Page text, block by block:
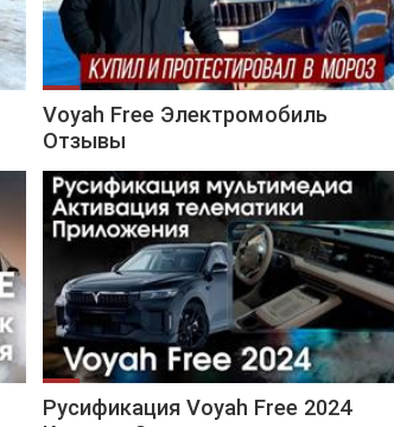
Voyah Free Электромобиль
Отзывы
Русификация Voyah Free 2024